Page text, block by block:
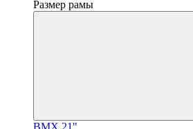
Размер рамы
BMX 21"